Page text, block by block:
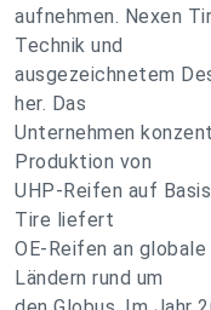
aufnehmen. Nexen
Technik und
ausgezeichnetem
her. Das
Unternehmen
Produktion von
UHP-Reifen auf
Tire liefert
OE-Reifen an
Ländern rund um